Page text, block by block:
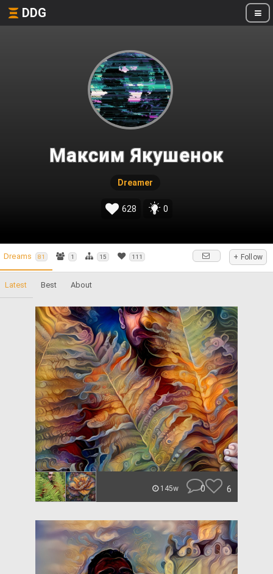
DDG
Максим Якушенок
Dreamer
628 0
Dreams 81 1 15 111 + Follow
Latest Best About
145w 0 6